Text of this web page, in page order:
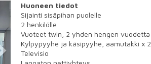
NextHuoneen tiedot
Sijainti sisäpihan puolelle
2 henkilölle
Vuoteet twin, 2 yhden hengen vuodetta
Kylpypyyhe ja käsipyyhe, aamutakki x 2
Televisio